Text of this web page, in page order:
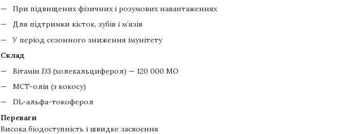
При підвищених фізичних і розумових навантаженнях
Для підтримки кісток, зубів і м’язів
У період сезонного зниження імунітету
Склад
Вітамін D3 (холекальциферол) — 120 000 МО
MCT-олія (з кокосу)
DL-альфа-токоферол
Переваги
Висока біодоступність і швидке засвоєння